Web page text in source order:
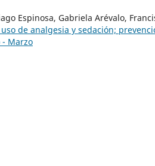
Espinosa, Gabriela Arévalo,
de analgesia y sedación;
- Marzo